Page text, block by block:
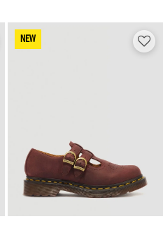
プリをダウンロード！
NEW